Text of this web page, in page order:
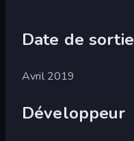
Date de sortie
Avril 2019
Développeur